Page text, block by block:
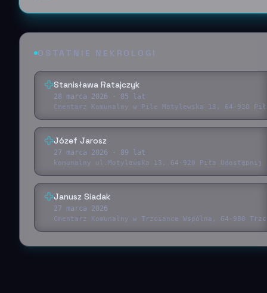
OSTATNIE NEKROLOGI
Stanisława Ratajczyk
28 marca 2026 · 85 lat
Cmentarz Komunalny w Pile Motylewska 13, 64-920
Józef Jarosz
27 marca 2026 · 89 lat
komunalny ul.Motylewska 13, 64-920 Piła
Janusz Siadak
27 marca 2026
Cmentarz Komunalny w Trzciance Wspólna, 64-980